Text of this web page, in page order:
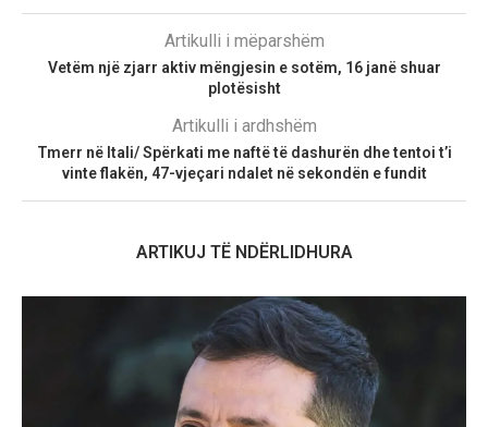
Artikulli i mëparshëm
Vetëm një zjarr aktiv mëngjesin e sotëm, 16 janë shuar
plotësisht
Artikulli i ardhshëm
Tmerr në Itali/ Spërkati me naftë të dashurën dhe tentoi t’i
vinte flakën, 47-vjeçari ndalet në sekondën e fundit
ARTIKUJ TË NDËRLIDHURA